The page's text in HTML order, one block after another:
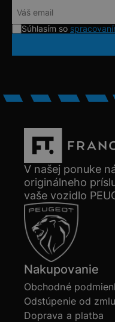
Súhlasím so
V našej ponuke
originálneho
vaše vozidlo
Nakupovanie
Obchodné
Odstúpenie od
Doprava a platba